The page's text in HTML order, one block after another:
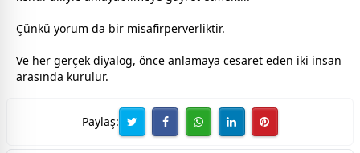
Çünkü yorum da bir misafirperverliktir.
Ve her gerçek diyalog, önce anlamaya cesaret eden iki insan
arasında kurulur.
Paylaş: